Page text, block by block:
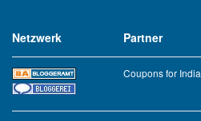
Netzwerk Partner
Coupons for India